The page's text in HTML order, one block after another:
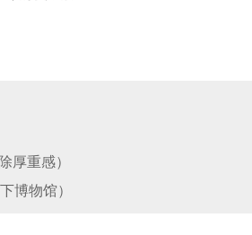
厚重感）
博物馆）